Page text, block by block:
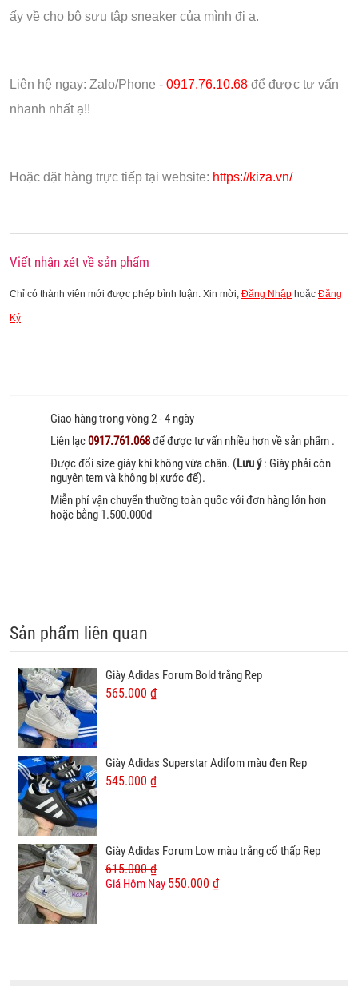
Giao hàng trong vòng 2 - 4 ngày
Liên lạc0917.761.068để được tư vấn nhiều hơn về sản phẩm .
Được đổi size giày khi không vừa chân. ( Lưu ý: Giày phải còn
nguyên tem và không bị xước đế).
Miễn phí vận chuyển thường toàn quốc với đơn hàng lớn hơn
hoặc bằng 1.500.000đ
Sản phẩm liên quan
Giày Adidas Forum Bold trắng Rep
565.000 ₫
Giày Adidas Superstar Adifom màu đen Rep
545.000 ₫
Giày Adidas Forum Low màu trắng cổ thấp Rep
615.000 ₫
Giá Hôm Nay 550.000 ₫
ấy về cho bộ sưu tập sneaker của mình đi ạ.
Liên hệ ngay: Zalo/Phone - 0917.76.10.68 để được tư vấn
nhanh nhất ạ!!
Hoặc đặt hàng trực tiếp tại website: https://kiza.vn/
Viết nhận xét về sản phẩm
Chỉ có thành viên mới được phép bình luận. Xin mời, Đăng Nhập hoặc Đăng
Ký